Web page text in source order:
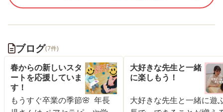
ブログ(7件)
春からの新しいスタ
ートを応援していま
す！
もうすぐ卒業の季節🌸 年長
大好きな先生と一緒
に楽しもう！
大好きな先生と一緒に遊